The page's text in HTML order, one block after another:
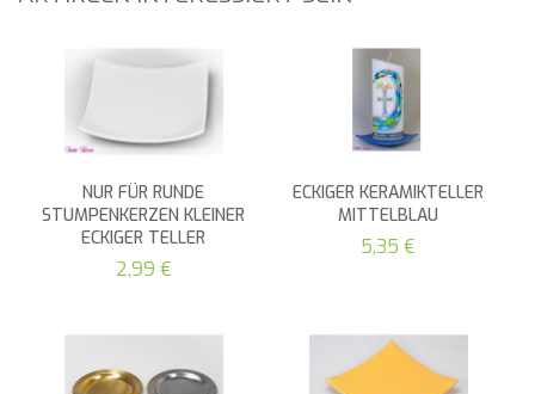
NUR FÜR RUNDE
STUMPENKERZEN KLEINER
ECKIGER TELLER
2,99 €
ECKIGER KERAMIKTELLER
MITTELBLAU
5,35 €